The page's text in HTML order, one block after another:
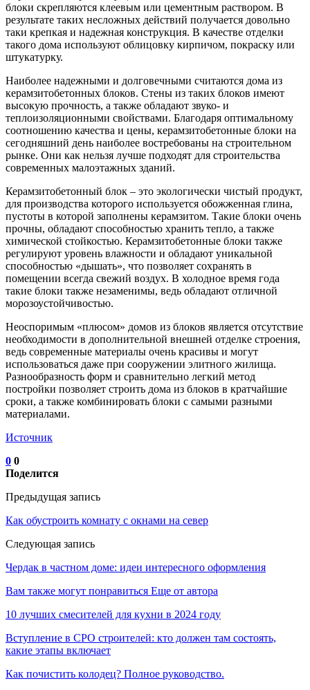
блоки скрепляются клеевым или цементным раствором. В
результате таких несложных действий получается довольно
таки крепкая и надежная конструкция. В качестве отделки
такого дома используют облицовку кирпичом, покраску или
штукатурку.
Наиболее надежными и долговечными считаются дома из
керамзитобетонных блоков. Стены из таких блоков имеют
высокую прочность, а также обладают звуко- и
теплоизоляционными свойствами. Благодаря оптимальному
соотношению качества и цены, керамзитобетонные блоки на
сегодняшний день наиболее востребованы на строительном
рынке. Они как нельзя лучше подходят для строительства
современных малоэтажных зданий.
Керамзитобетонный блок – это экологически чистый продукт,
для производства которого используется обожженная глина,
пустоты в которой заполнены керамзитом. Такие блоки очень
прочны, обладают способностью хранить тепло, а также
химической стойкостью. Керамзитобетонные блоки также
регулируют уровень влажности и обладают уникальной
способностью «дышать», что позволяет сохранять в
помещении всегда свежий воздух. В холодное время года
такие блоки также незаменимы, ведь обладают отличной
морозоустойчивостью.
Неоспоримым «плюсом» домов из блоков является отсутствие
необходимости в дополнительной внешней отделке строения,
ведь современные материалы очень красивы и могут
использоваться даже при сооружении элитного жилища.
Разнообразность форм и сравнительно легкий метод
постройки позволяет строить дома из блоков в кратчайшие
сроки, а также комбинировать блоки с самыми разными
материалами.
Источник
0 0
Поделится
Предыдущая запись
Как обустроить комнату с окнами на север
Следующая запись
Чердак в частном доме: идеи интересного оформления
Вам также могут понравиться Еще от автора
10 лучших смесителей для кухни в 2024 году
Вступление в СРО строителей: кто должен там состоять,
какие этапы включает
Как почистить колодец? Полное руководство.